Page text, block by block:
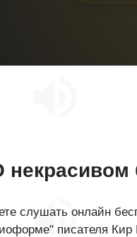
слушать онлайн
писателя